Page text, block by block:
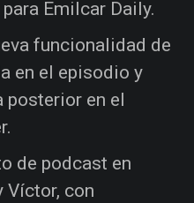
Emilcar Daily.
funcionalidad de
en el episodio y
posterior en el
de podcast en
Víctor, con